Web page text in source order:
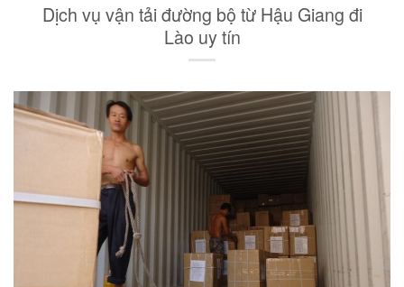
Dịch vụ vận tải đường bộ từ Hậu Giang đi
Lào uy tín